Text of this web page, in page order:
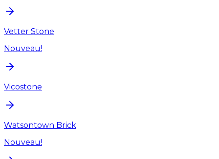
Vetter Stone
Nouveau!
Vicostone
Watsontown Brick
Nouveau!